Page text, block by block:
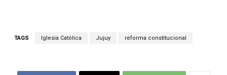
TAGS Iglesia Católica Jujuy reforma constitucional